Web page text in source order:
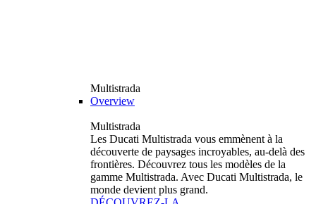
Multistrada
Overview
Multistrada
Les Ducati Multistrada vous emmènent à la
découverte de paysages incroyables, au-delà des
frontières. Découvrez tous les modèles de la
gamme Multistrada. Avec Ducati Multistrada, le
monde devient plus grand.